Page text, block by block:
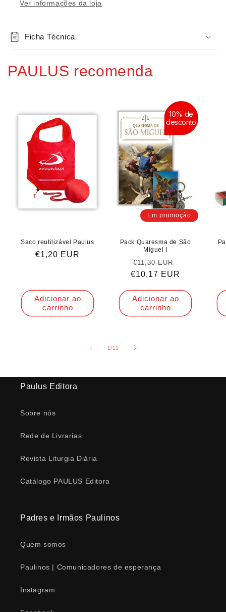
-
da
-
da
Ver informações da loja
Ficha Técnica
PAULUS recomenda
Saco reutilizável Paulus
Preço
€1,20 EUR
Adicionar ao
carrinho
Em promoção
10% de
desconto
Pack Quaresma de São
Miguel I
Preço
normal
€11,30 EUR
de
€10,17 EUR
Adicionar ao
carrinho
1/de
11
Paulus Editora
Sobre nós
Rede de Livrarias
Revista Liturgia Diária
Catálogo PAULUS Editora
Padres e Irmãos Paulinos
Quem somos
Paulinos | Comunicadores de esperança
Instagram